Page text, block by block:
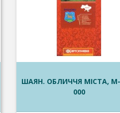
ШАЯН. ОБЛИЧЧЯ МІСТА, М-
000